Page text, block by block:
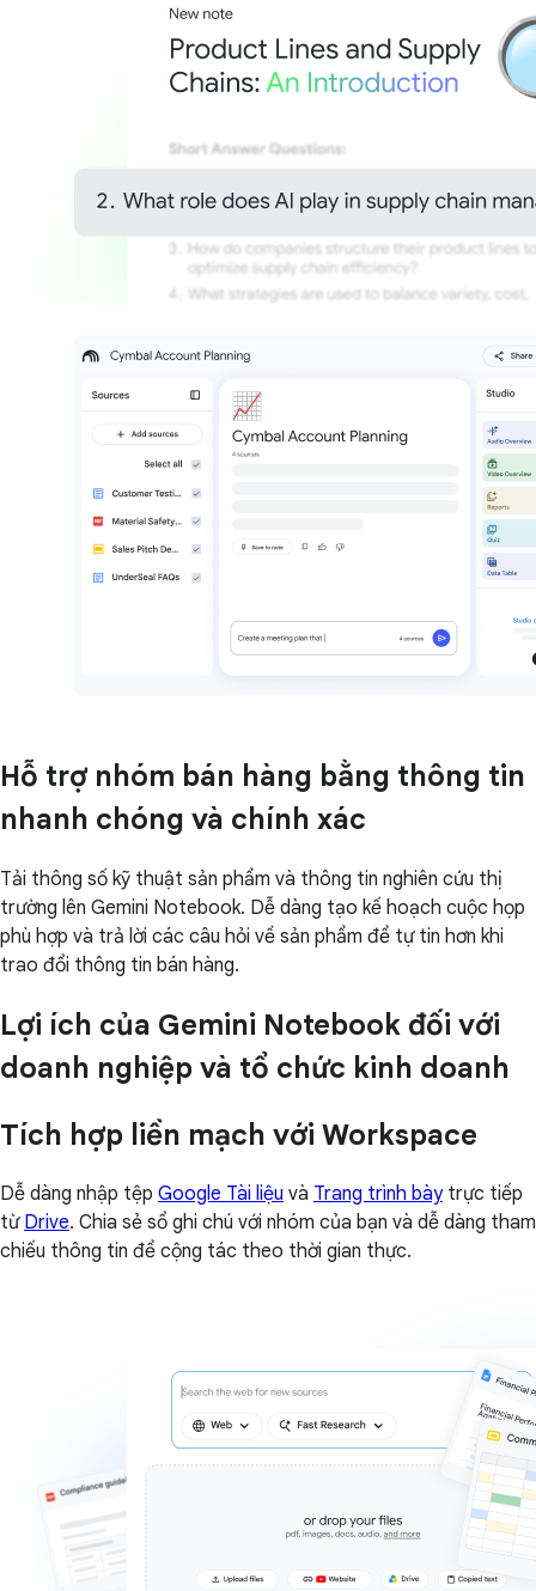
Hỗ trợ nhóm bán hàng bằng thông tin
nhanh chóng và chính xác
Tải thông số kỹ thuật sản phẩm và thông tin nghiên cứu thị
trường lên Gemini Notebook. Dễ dàng tạo kế hoạch cuộc họp
phù hợp và trả lời các câu hỏi về sản phẩm để tự tin hơn khi
trao đổi thông tin bán hàng.
Lợi ích của Gemini Notebook đối với
doanh nghiệp và tổ chức kinh doanh
Tích hợp liền mạch với Workspace
Dễ dàng nhập tệp Google Tài liệu và Trang trình bàytrực tiếp
từ Drive. Chia sẻ sổ ghi chú với nhóm của bạn và dễ dàng tham
chiếu thông tin để cộng tác theo thời gian thực.